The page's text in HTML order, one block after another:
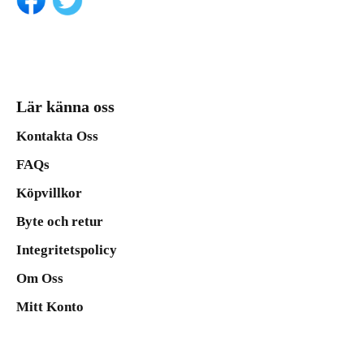
Lär känna oss
Kontakta Oss
FAQs
Köpvillkor
Byte och retur
Integritetspolicy
Om Oss
Mitt Konto